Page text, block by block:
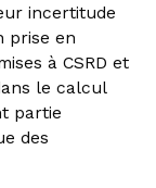
incertitude
prise en
à CSRD et
le calcul
partie
des